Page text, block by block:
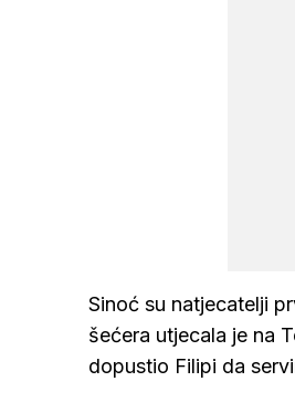
Sinoć su natjecatelji
šećera utjecala je na
dopustio Filipi da